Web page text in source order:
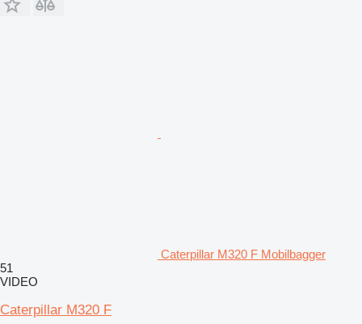
Caterpillar M320 F Mobilbagger
51
VIDEO
Caterpillar M320 F